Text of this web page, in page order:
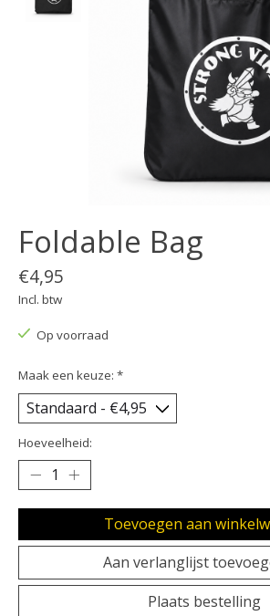
Foldable Bag
€4,95
Incl. btw
Op voorraad
Maak een keuze: *
Hoeveelheid:
Toevoegen aan
Aan verlanglijst
Plaats bestelling